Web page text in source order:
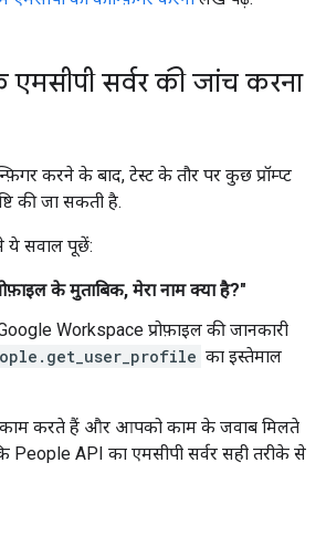
सर्वर की जांच करना
करने के बाद, टेस्ट के तौर पर कुछ प्रॉम्प्ट
की जा सकती है.
ये सवाल पूछें:
के मुताबिक, मेरा नाम क्या है?"
Workspace प्रोफ़ाइल की जानकारी
का इस्तेमाल
करते हैं और आपको काम के जवाब मिलते
People API का एमसीपी सर्वर सही तरीके से